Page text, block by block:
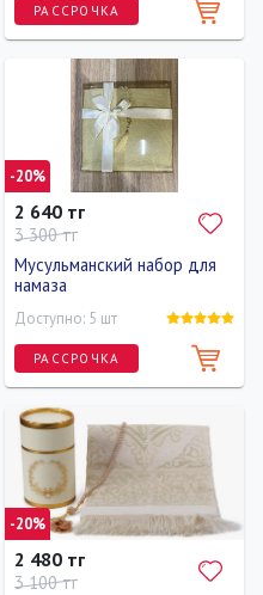
РАССРОЧКА
-20%
2 640 тг
3 300 тг
Мусульманский набор для
намаза
Доступно: 5 шт
РАССРОЧКА
-20%
2 480 тг
3 100 тг